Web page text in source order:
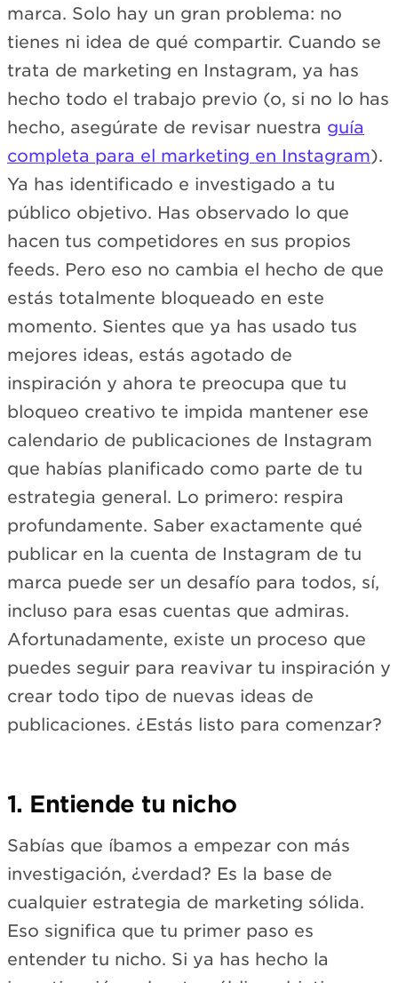
marca. Solo hay un gran problema: no
tienes ni idea de qué compartir. Cuando se
trata de marketing en Instagram, ya has
hecho todo el trabajo previo (o, si no lo has
hecho, asegúrate de revisar nuestra guía
completa para el marketing en Instagram).
Ya has identificado e investigado a tu
público objetivo. Has observado lo que
hacen tus competidores en sus propios
feeds. Pero eso no cambia el hecho de que
estás totalmente bloqueado en este
momento. Sientes que ya has usado tus
mejores ideas, estás agotado de
inspiración y ahora te preocupa que tu
bloqueo creativo te impida mantener ese
calendario de publicaciones de Instagram
que habías planificado como parte de tu
estrategia general. Lo primero: respira
profundamente. Saber exactamente qué
publicar en la cuenta de Instagram de tu
marca puede ser un desafío para todos, sí,
incluso para esas cuentas que admiras.
Afortunadamente, existe un proceso que
puedes seguir para reavivar tu inspiración y
crear todo tipo de nuevas ideas de
publicaciones. ¿Estás listo para comenzar?
1. Entiende tu nicho
Sabías que íbamos a empezar con más
investigación, ¿verdad? Es la base de
cualquier estrategia de marketing sólida.
Eso significa que tu primer paso es
entender tu nicho. Si ya has hecho la